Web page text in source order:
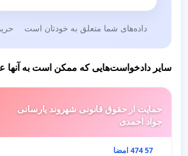
داده‌های شما متعلق به خودتان است
سایر دادخواست‌هایی که ممکن است به آنها
حمایت از حقوق قانونی شهروند یارسانی
جواد احمدی
57 474 امضا